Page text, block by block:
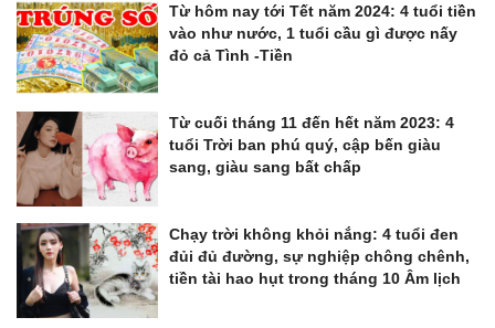
Từ hôm nay tới Tết năm 2024: 4 tuổi tiền
vào như nước, 1 tuổi cầu gì được nấy
đỏ cả Tình -Tiền
Từ cuối tháng 11 đến hết năm 2023: 4
tuổi Trời ban phú quý, cập bến giàu
sang, giàu sang bất chấp
Chạy trời không khỏi nắng: 4 tuổi đen
đủi đủ đường, sự nghiệp chông chênh,
tiền tài hao hụt trong tháng 10 Âm lịch